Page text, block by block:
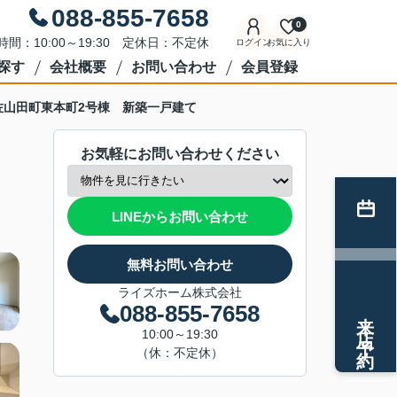
088-855-7658
間：10:00～19:30 定休日：不定休 ログインお気に入り
0
す 会社概要 お問い合わせ 会員登録
山田町東本町2号棟 新築一戸建て
お気軽にお問い合わせください
LINEからお問い合わせ
無料お問い合わせ
ライズホーム株式会社
088-855-7658
10:00～19:30
（休：不定休）
来店予約